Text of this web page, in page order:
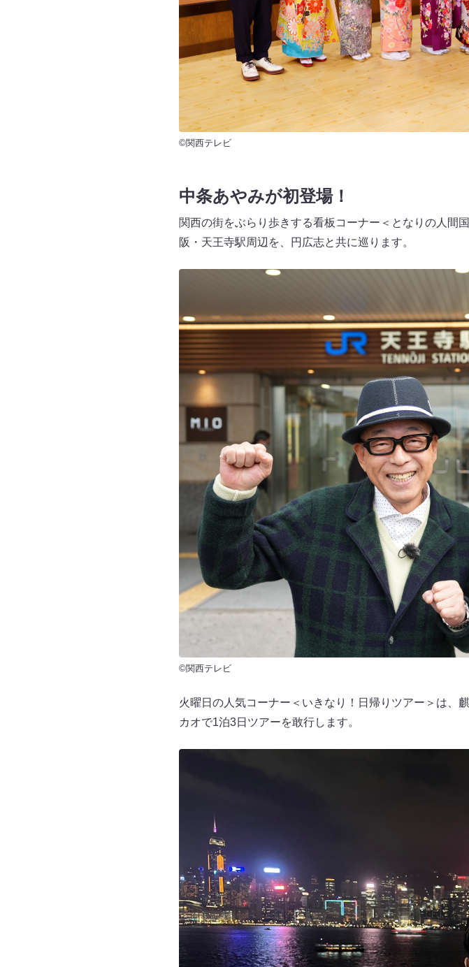
©関西テレビ
中条あやみが初登場！
関西の街をぶらり歩きする看板コーナー＜となりの人
阪・天王寺駅周辺を、円広志と共に巡ります。
©関西テレビ
火曜日の人気コーナー＜いきなり！日帰りツアー＞は
カオで1泊3日ツアーを敢行します。